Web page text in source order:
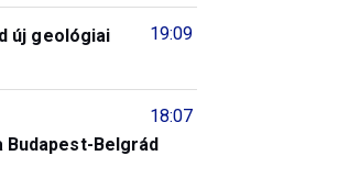
19:09
új geológiai
18:07
Belgrád